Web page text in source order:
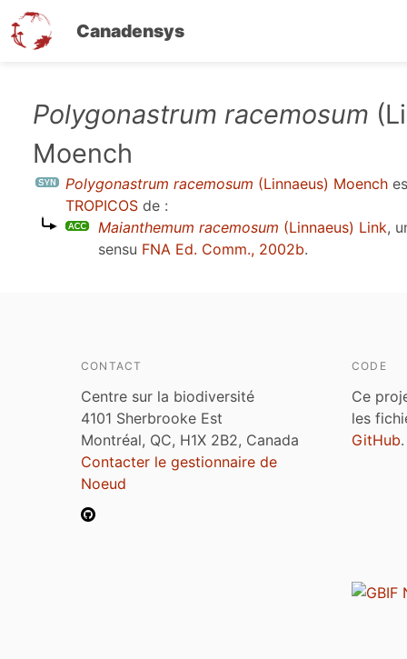
Canadensys
contenu
Polygonastrum racemosum
Moench
Polygonastrum racemosum (Linnaeus) Moench
TROPICOS de :
Maianthemum racemosum (Linnaeus) Link,
sensu FNA Ed. Comm., 2002b.
CONTACT
Centre sur la biodiversité
4101 Sherbrooke Est
Montréal, QC, H1X 2B2, Canada
Contacter le gestionnaire de
Noeud
CODE
Ce
les
GitHub.